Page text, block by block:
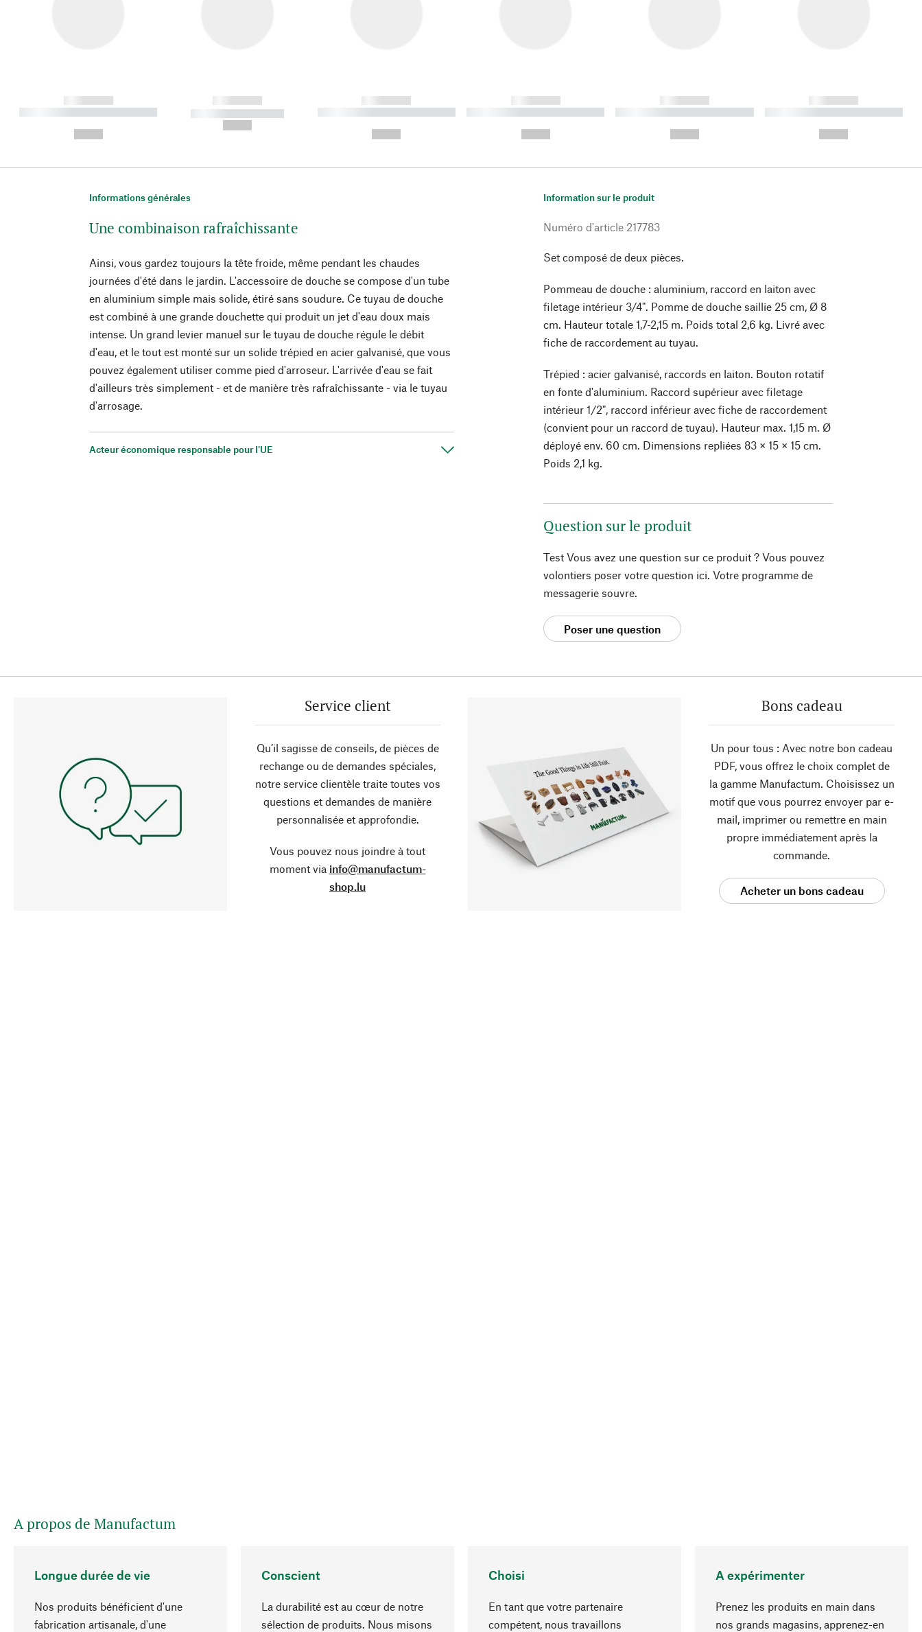
------------
----------- ----------- ----------
------------
----------- -----------
------------
----------- ----------- ----------
------------
----------- ----------- ----------
------------
----------- ----------- ----------
------------
----------- ----------- ----------
Informations générales
Une combinaison rafraîchissante
Ainsi, vous gardez toujours la tête froide, même pendant les chaudes
journées d'été dans le jardin. L'accessoire de douche se compose d'un tube
en aluminium simple mais solide, étiré sans soudure. Ce tuyau de douche
est combiné à une grande douchette qui produit un jet d'eau doux mais
intense. Un grand levier manuel sur le tuyau de douche régule le débit
d'eau, et le tout est monté sur un solide trépied en acier galvanisé, que vous
pouvez également utiliser comme pied d'arroseur. L'arrivée d'eau se fait
d'ailleurs très simplement - et de manière très rafraîchissante - via le tuyau
d'arrosage.
Acteur économique responsable pour l'UE
Information sur le produit
Numéro d'article 217783
Set composé de deux pièces.
Pommeau de douche : aluminium, raccord en laiton avec
filetage intérieur 3/4". Pomme de douche saillie 25 cm, Ø 8
cm. Hauteur totale 1,7-2,15 m. Poids total 2,6 kg. Livré avec
fiche de raccordement au tuyau.
Trépied : acier galvanisé, raccords en laiton. Bouton rotatif
en fonte d'aluminium. Raccord supérieur avec filetage
intérieur 1/2", raccord inférieur avec fiche de raccordement
(convient pour un raccord de tuyau). Hauteur max. 1,15 m. Ø
déployé env. 60 cm. Dimensions repliées 83 × 15 × 15 cm.
Poids 2,1 kg.
Question sur le produit
Test Vous avez une question sur ce produit ? Vous pouvez
volontiers poser votre question ici. Votre programme de
messagerie souvre.
Poser une question
Service client
Qu’il sagisse de conseils, de pièces de
rechange ou de demandes spéciales,
notre service clientèle traite toutes vos
questions et demandes de manière
personnalisée et approfondie.
Vous pouvez nous joindre à tout
moment via info@manufactum-
shop.lu
Bons cadeau
Un pour tous : Avec notre bon cadeau
PDF, vous offrez le choix complet de
la gamme Manufactum. Choisissez un
motif que vous pourrez envoyer par e-
mail, imprimer ou remettre en main
propre immédiatement après la
commande.
Acheter un bons cadeau
A propos de Manufactum
Longue durée de vie
Nos produits bénéficient d'une
fabrication artisanale, d'une
Conscient
La durabilité est au cœur de notre
sélection de produits. Nous misons
Choisi
En tant que votre partenaire
compétent, nous travaillons
A expérimenter
Prenez les produits en main dans
nos grands magasins, apprenez-en